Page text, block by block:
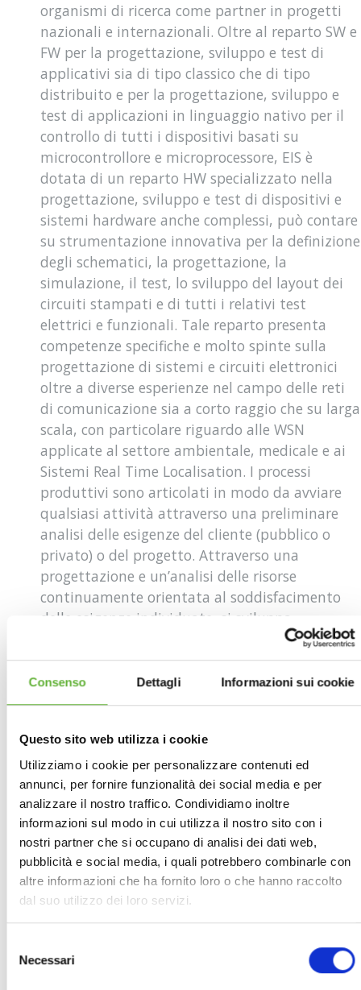
Consenso Dettagli Informazioni sui cookie
Questo sito web utilizza i cookie
Utilizziamo i cookie per personalizzare contenuti ed
annunci, per fornire funzionalità dei social media e per
analizzare il nostro traffico. Condividiamo inoltre
informazioni sul modo in cui utilizza il nostro sito con i
nostri partner che si occupano di analisi dei dati web,
pubblicità e social media, i quali potrebbero combinarle con
altre informazioni che ha fornito loro o che hanno raccolto
dal suo utilizzo dei loro servizi.
delNecessari
organismi di ricerca come partner in progetti
nazionali e internazionali. Oltre al reparto SW e
FW per la progettazione, sviluppo e test di
applicativi sia di tipo classico che di tipo
distribuito e per la progettazione, sviluppo e
test di applicazioni in linguaggio nativo per il
controllo di tutti i dispositivi basati su
microcontrollore e microprocessore, EIS è
dotata di un reparto HW specializzato nella
progettazione, sviluppo e test di dispositivi e
sistemi hardware anche complessi, può contare
su strumentazione innovativa per la definizione
degli schematici, la progettazione, la
simulazione, il test, lo sviluppo del layout dei
circuiti stampati e di tutti i relativi test
elettrici e funzionali. Tale reparto presenta
competenze specifiche e molto spinte sulla
progettazione di sistemi e circuiti elettronici
oltre a diverse esperienze nel campo delle reti
di comunicazione sia a corto raggio che su larga
scala, con particolare riguardo alle WSN
applicate al settore ambientale, medicale e ai
Sistemi Real Time Localisation. I processi
produttivi sono articolati in modo da avviare
qualsiasi attività attraverso una preliminare
analisi delle esigenze del cliente (pubblico o
privato) o del progetto. Attraverso una
progettazione e un’analisi delle risorse
continuamente orientata al soddisfacimento
delle esigenze individuate, si sviluppa
contemporaneamente alla realizzazione del
prodotto/ servizio individuati. La successiva
valutazione della soddisfazione del Cliente e del
grado con il quale il prodotto / servizio
sicuramente uno degli aspetti da monitorare e
migliorare con continuità
EiSolutions ha partecipato e sta partecipando a
diversi progetti di R&S quali:
NEVERLOST - Rete di sensori wireless per la
localizzazione e il tracciamento, in tempo reale,
di persone, in aree delimitate localizzate in
ambienti mariniNeverlost.it
POSING - Piattaforma integrata hardware e